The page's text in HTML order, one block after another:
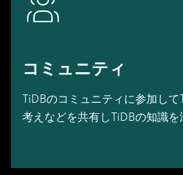
コミュニティ
TiDBのコミュニティに参加し
考えなどを共有しTiDBの知識を